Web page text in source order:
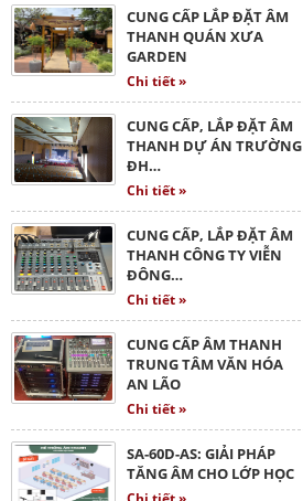
CUNG CẤP LẮP ĐẶT ÂM
THANH QUÁN XƯA
GARDEN
Chi tiết »
CUNG CẤP, LẮP ĐẶT ÂM
THANH DỰ ÁN TRƯỜNG
ĐH…
Chi tiết »
CUNG CẤP, LẮP ĐẶT ÂM
THANH CÔNG TY VIỄN
ĐÔNG…
Chi tiết »
CUNG CẤP ÂM THANH
TRUNG TÂM VĂN HÓA
AN LÃO
Chi tiết »
SA-60D-AS: GIẢI PHÁP
TĂNG ÂM CHO LỚP HỌC